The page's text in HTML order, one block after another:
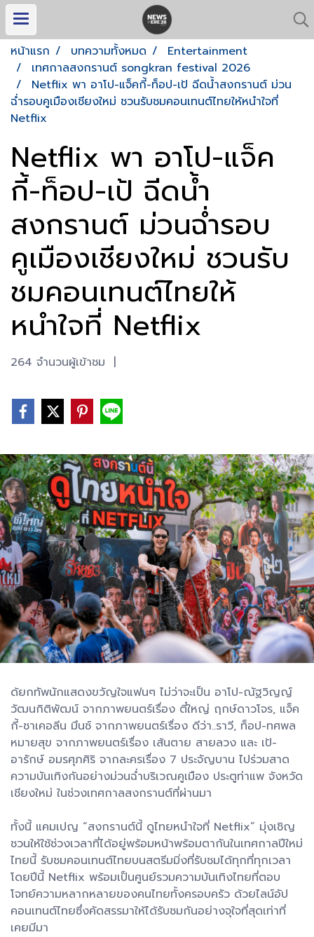
หน้าแรก บทความทั้งหมด
Entertainment
เทศกาลสงกรานต์ songkran festival 2026
Netflix พา อาโป-แจ็คกี้-ท็อป-เป้ ฉีดน้ำสงกรานต์ ม่วน
ฉ่ำรอบคูเมืองเชียงใหม่ ชวนรับชมคอนเทนต์ไทยให้หนำใจที่
Netflix
Netflix พา อาโป-แจ็ค
กี้-ท็อป-เป้ ฉีดน้ำ
สงกรานต์ ม่วนฉ่ำรอบ
คูเมืองเชียงใหม่ ชวนรับ
ชมคอนเทนต์ไทยให้
หนำใจที่ Netflix
264 จำนวนผู้เข้าชม |
ด้ยกทัพนักแสดงขวัญใจแฟนๆ ไม่ว่าจะเป็น อาโป-ณัฐวิญญ์
วัฒนกิติพัฒน์ จากภาพยนตร์เรื่อง ตี๋ใหญ่ ฤกษ์ดาวโจร, แจ็ค
กี้-ชาเคอลีน มึนช์ จากภาพยนตร์เรื่อง ดีว่า..ราวี, ท็อป-ทศพล
หมายสุข จากภาพยนตร์เรื่อง เส้นตาย สายลวง และ เป้-
อารักษ์ อมรศุภศิริ จากละครเรื่อง 7 ประจัญบาน ไปร่วมสาด
ความบันเทิงกันอย่างม่วนฉ่ำบริเวณคูเมือง ประตูท่าแพ จังหวัด
เชียงใหม่ ในช่วงเทศกาลสงกรานต์ที่ผ่านมา
ทั้งนี้ แคมเปญ “สงกรานต์นี้ ดูไทยหนำใจที่ Netflix” มุ่งเชิญ
ชวนให้ใช้ช่วงเวลาที่ได้อยู่พร้อมหน้าพร้อมตากันในเทศกาลปีใหม่
ไทยนี้ รับชมคอนเทนต์ไทยบนสตรีมมิ่งที่รับชมได้ทุกที่ทุกเวลา
โดยปีนี้ Netflix พร้อมเป็นศูนย์รวมความบันเทิงไทยที่ตอบ
โจทย์ความหลากหลายของคนไทยทั้งครอบครัว ด้วยไลน์อัป
คอนเทนต์ไทยซึ่งคัดสรรมาให้ได้รับชมกันอย่างจุใจที่สุดเท่าที่
เคยมีมา